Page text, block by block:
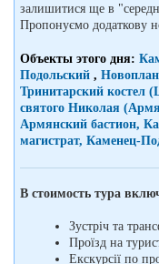
залишитися ще в
Пропонуємо додаткову
Объекты этого дня:
Подольский ,
Тринитарский костел
святого Николая
Армянский бастион,
магистрат, Каменец-
В стоимость тура
Зустріч та
Проїзд на
Екскурсії по